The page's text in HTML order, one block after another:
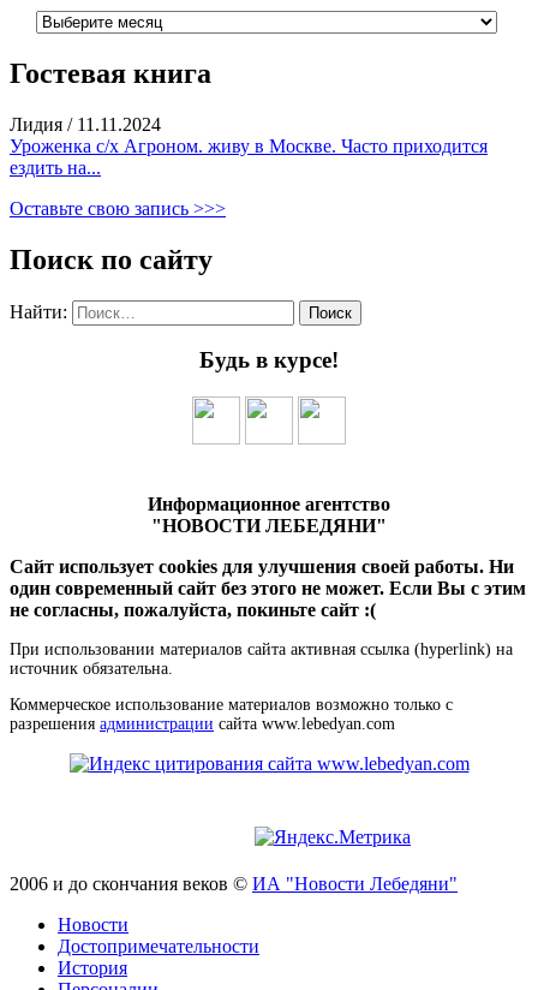
Гостевая книга
Лидия / 11.11.2024
Уроженка с/х Агроном. живу в Москве. Часто приходится
ездить на...
Оставьте свою запись >>>
Поиск по сайту
Найти:
Будь в курсе!
Информационное агентство
"НОВОСТИ ЛЕБЕДЯНИ"
Сайт использует cookies для улучшения своей работы. Ни
один современный сайт без этого не может. Если Вы с этим
не согласны, пожалуйста, покиньте сайт :(
При использовании материалов сайта активная ссылка (hyperlink) на
источник обязательна.
Коммерческое использование материалов возможно только с
разрешения администрации сайта www.lebedyan.com
2006 и до скончания веков © ИА "Новости Лебедяни"
Новости
Достопримечательности
История